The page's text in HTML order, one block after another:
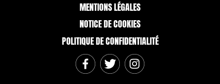
MENTIONS LÉGALES
NOTICE DE COOKIES
POLITIQUE DE CONFIDENTIALITÉ